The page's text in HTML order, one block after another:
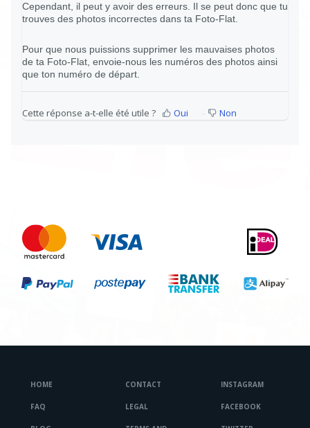
Cependant, il peut y avoir des erreurs. Il se peut donc que tu
trouves des photos incorrectes dans ta Foto-Flat.
Pour que nous puissions supprimer les mauvaises photos
de ta Foto-Flat, envoie-nous les numéros des photos ainsi
que ton numéro de départ.
Cette réponse a-t-elle été utile ? Oui Non
HOME
FAQ
CONTACT
LEGAL
INSTAGRAM
FACEBOOK